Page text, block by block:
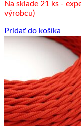
Na sklade 21 ks -
výrobcu)
Pridať do košíka